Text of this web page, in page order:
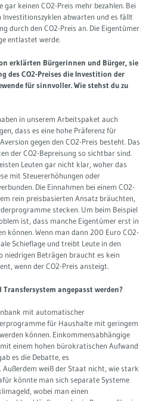
keinen CO2-Preis mehr bezahlen. Bei
abwarten und es fällt
durch den CO2-Preis an. Die Eigentümer
entlastet werde.
erklärten Bürgerinnen und Bürger, sie
des CO2-Preises die Investition der
für sinnvoller. Wie stehst du zu
in unserem Arbeitspaket auch
dass es eine hohe Präferenz für
gegen den CO2-Preis besteht. Das
der CO2-Bepreisung so sichtbar sind.
Leuten gar nicht klar, woher das
mit Steuererhöhungen oder
Die Einnahmen bei einem CO2-
rein preisbasierten Ansatz bräuchten,
stecken. Um beim Beispiel
ist, dass manche Eigentümer erst in
können. Wenn man dann 200 Euro CO2-
Schieflage und treibt Leute in den
niedrigen Beträgen braucht es kein
wenn der CO2-Preis ansteigt.
angepasst werden?
mit automatischer
für Haushalte mit geringem
können. Einkommensabhängige
einem hohen bürokratischen Aufwand
es die Debatte, es
weiß der Staat nicht, wie stark
könnte man sich separate Systeme
wobei man einen